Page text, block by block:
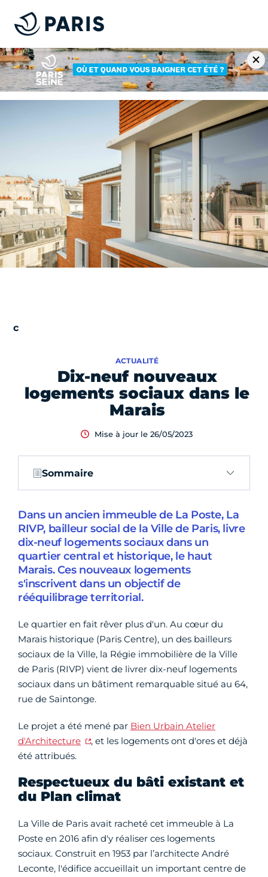
Dix-neuf nouveaux
logements sociaux dans le
Marais
ACTUALITÉ
Mise à jour le 26/05/2023
Sommaire
Dans un ancien immeuble de La Poste, La
RIVP, bailleur social de la Ville de Paris, livre
dix-neuf logements sociaux dans un
quartier central et historique, le haut
Marais. Ces nouveaux logements
s'inscrivent dans un objectif de
rééquilibrage territorial.
Le quartier en fait rêver plus d'un. Au cœur du
Marais historique (Paris Centre), un des bailleurs
sociaux de la Ville, la Régie immobilière de la Ville
de Paris (RIVP) vient de livrer dix-neuf logements
sociaux dans un bâtiment remarquable situé au 64,
rue de Saintonge.
Le projet a été mené par Bien Urbain Atelier
d'Architecture
, et les logements ont d'ores et déjà
été attribués.
Respectueux du bâti existant et
du Plan climat
La Ville de Paris avait racheté cet immeuble à La
Poste en 2016 afin d'y réaliser ces logements
sociaux. Construit en 1953 par l’architecte André
Leconte, l'édifice accueillait un important centre de